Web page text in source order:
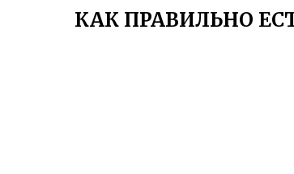
КАК ПРАВИЛЬНО